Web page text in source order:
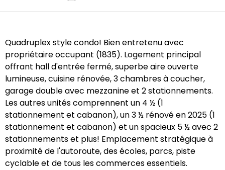
Quadruplex style condo! Bien entretenu avec
propriétaire occupant (1835). Logement principal
offrant hall d'entrée fermé, superbe aire ouverte
lumineuse, cuisine rénovée, 3 chambres à coucher,
garage double avec mezzanine et 2 stationnements.
Les autres unités comprennent un 4 ½ (1
stationnement et cabanon), un 3 ½ rénové en 2025 (1
stationnement et cabanon) et un spacieux 5 ½ avec 2
stationnements et plus! Emplacement stratégique à
proximité de l'autoroute, des écoles, parcs, piste
cyclable et de tous les commerces essentiels.